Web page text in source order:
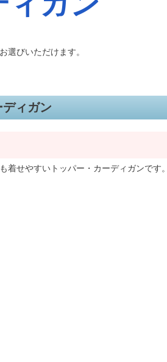
選びいただけます。
ィガン
せやすいトッパー・カーディガンです。